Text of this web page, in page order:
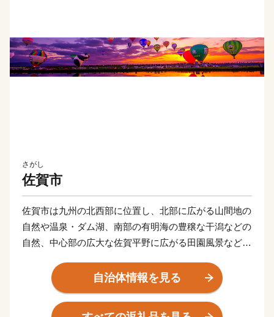
さがし
佐賀市
佐賀市は九州の北西部に位置し、北部に広がる山間地の
自然や温泉・ダム湖、南部の有明海の豊穣な干潟などの
自然、中心部の広大な佐賀平野に広がる田園風景など豊
また、「熱気球の街」と呼ばれ、秋には、国内最大の熱
気球イベント「佐賀インターナショナルバルーンフェス
タ」を開催し、沢山の熱気球が広大な佐賀平野を彩りま
自治体情報を見る